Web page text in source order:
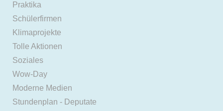
Praktika
Schülerfirmen
Klimaprojekte
Tolle Aktionen
Soziales
Wow-Day
Moderne Medien
Stundenplan - Deputate